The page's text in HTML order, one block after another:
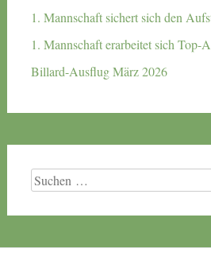
1. Mannschaft sichert sich den
1. Mannschaft erarbeitet sich Top-
Billard-Ausflug März 2026
Suchen
nach: